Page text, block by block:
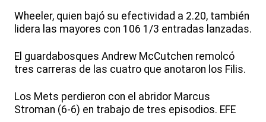
Wheeler, quien bajó su efectividad a 2.20, también
lidera las mayores con 106 1/3 entradas lanzadas.
El guardabosques Andrew McCutchen remolcó
tres carreras de las cuatro que anotaron los Filis.
Los Mets perdieron con el abridor Marcus
Stroman (6-6) en trabajo de tres episodios. EFE